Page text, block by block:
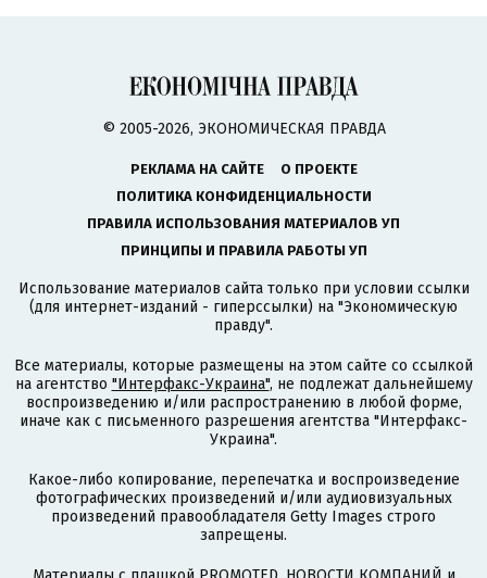
© 2005-2026, ЭКОНОМИЧЕСКАЯ ПРАВДА
РЕКЛАМА НА САЙТЕ
О ПРОЕКТЕ
ПОЛИТИКА КОНФИДЕНЦИАЛЬНОСТИ
ПРАВИЛА ИСПОЛЬЗОВАНИЯ МАТЕРИАЛОВ УП
ПРИНЦИПЫ И ПРАВИЛА РАБОТЫ УП
Использование материалов сайта только при условии ссылки
(для интернет-изданий - гиперссылки) на "Экономическую
правду".
Все материалы, которые размещены на этом сайте со ссылкой
на агентство "Интерфакс-Украина", не подлежат дальнейшему
воспроизведению и/или распространению в любой форме,
иначе как с письменного разрешения агентства "Интерфакс-
Украина".
Какое-либо копирование, перепечатка и воспроизведение
фотографических произведений и/или аудиовизуальных
произведений правообладателя Getty Images строго
запрещены.